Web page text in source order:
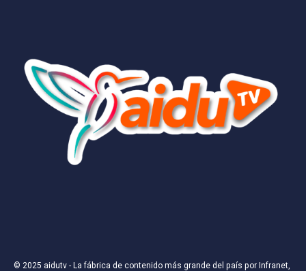
© 2025 aidutv- La fábrica de contenido más grande del país porInfranet,